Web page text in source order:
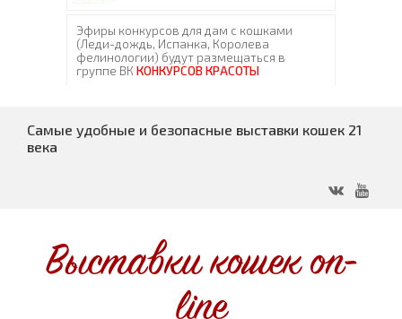
Самые удобные и безопасные выставки кошек 21
века
Выставки кошек on-
line